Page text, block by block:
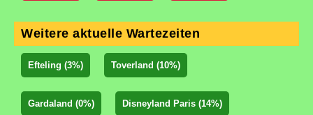
Weitere aktuelle Wartezeiten
Efteling (3%) Toverland (10%)
Gardaland (0%) Disneyland Paris (14%)